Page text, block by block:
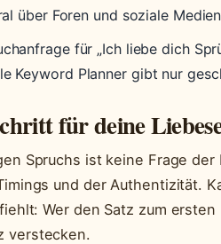
über Foren und soziale
für „Ich liebe dich
Keyword Planner gibt nur
für deine
Spruchs ist keine Frage der
und der Authentizität.
Wer den Satz zum
verstecken.